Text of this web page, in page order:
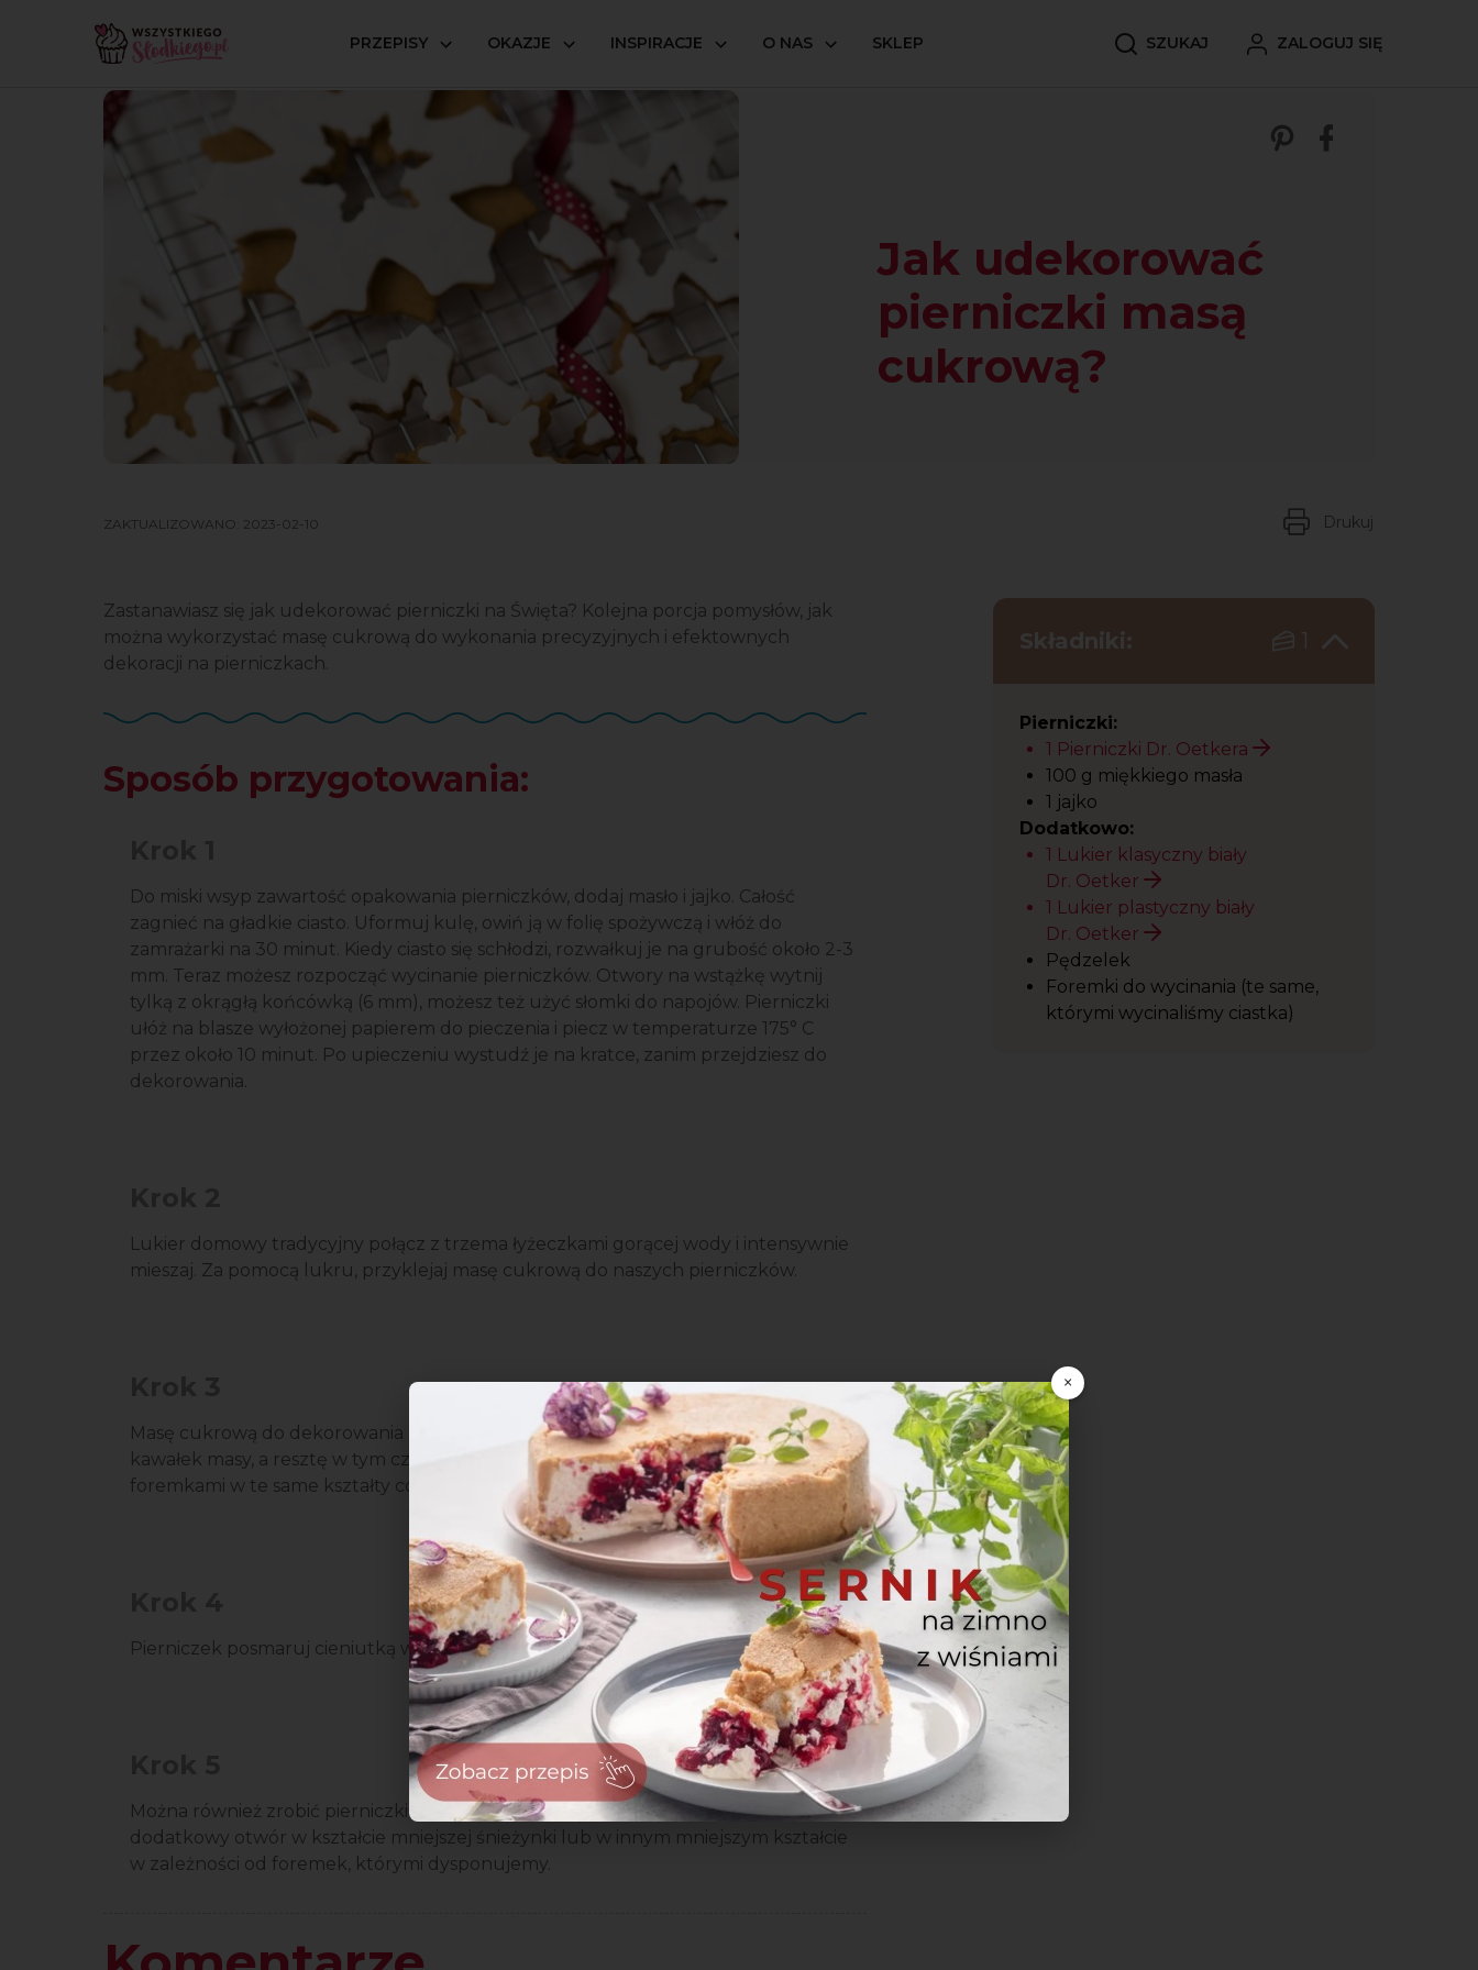
PRZEPISY OKAZJE INSPIRACJE O NAS SKLEP SZUKAJ ZALOGUJ SIĘ
Strona główna Inspiracje Jak udekorować pierniczki masą cukrową?
Jak udekorować
pierniczki masą
cukrową?
Zobacz nasze
Śledź nas
ZAKTUALIZOWANO: 2023-02-10 Drukuj
Składniki: 1
Pierniczki:
1 Pierniczki Dr. Oetkera
100 g miękkiego masła
1 jajko
Dodatkowo:
1 Lukier klasyczny biały
Dr. Oetker
1 Lukier plastyczny biały
Dr. Oetker
Pędzelek
Foremki do wycinania (te same,
którymi wycinaliśmy ciastka)
Zastanawiasz się jak udekorować pierniczki na Święta? Kolejna porcja pomysłów, jak
można wykorzystać masę cukrową do wykonania precyzyjnych i efektownych
dekoracji na pierniczkach.
Sposób przygotowania:
Do miski wsyp zawartość opakowania pierniczków, dodaj masło i jajko. Całość
zagnieć na gładkie ciasto. Uformuj kulę, owiń ją w folię spożywczą i włóż do
zamrażarki na 30 minut. Kiedy ciasto się schłodzi, rozwałkuj je na grubość około 2-3
mm. Teraz możesz rozpocząć wycinanie pierniczków. Otwory na wstążkę wytnij
tylką z okrągłą końcówką (6 mm), możesz też użyć słomki do napojów. Pierniczki
ułóż na blasze wyłożonej papierem do pieczenia i piecz w temperaturze 175° C
przez około 10 minut. Po upieczeniu wystudź je na kratce, zanim przejdziesz do
dekorowania.
Lukier domowy tradycyjny połącz z trzema łyżeczkami gorącej wody i intensywnie
mieszaj. Za pomocą lukru, przyklejaj masę cukrową do naszych pierniczków.
Masę cukrową do dekorowania rozwałkuj na cienki placek (najlepiej urwij mniejszy
kawałek masy, a resztę w tym czasie przechowuj szczelnie owiniętą folią) i wycinaj
foremkami w te same kształty co ciastka, do których będą przyczepione.
Pierniczek posmaruj cieniutką warstwą lukru i delikatnie przyklej nasze dekoracje.
Można również zrobić pierniczki ażurowe, wycinając w ciastkach i w masie
dodatkowy otwór w kształcie mniejszej śnieżynki lub w innym mniejszym kształcie
w zależności od foremek, którymi dysponujemy.
×